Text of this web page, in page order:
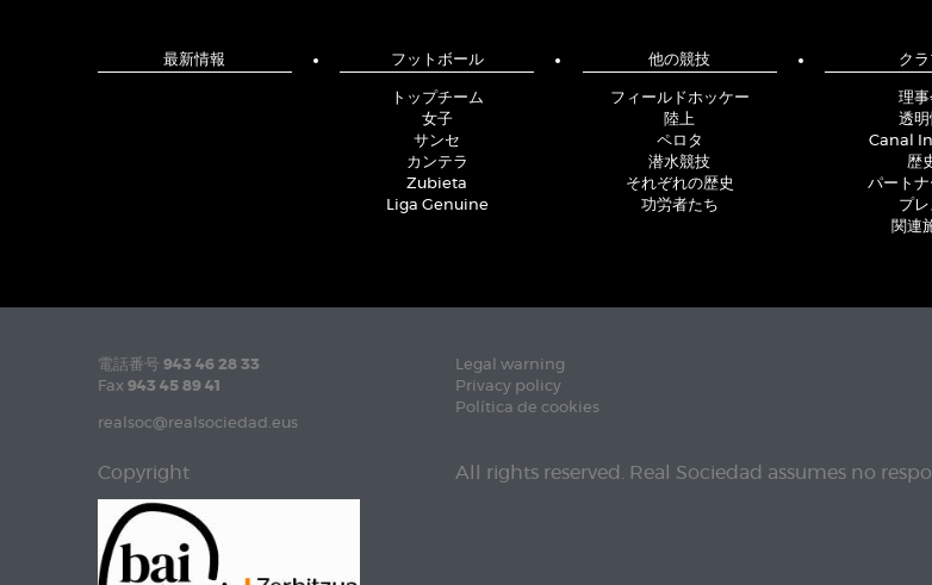
最新情報 フットボール
トップチーム
女子
サンセ
カンテラ
Zubieta
Liga Genuine
他の競技
フィールドホッケー
陸上
ペロタ
潜水競技
それぞれの歴史
功労者たち
クラ
理事
透明
Canal
歴
パート
プレ
関連
電話番号 943 46 28 33
Fax 943 45 89 41
realsoc@realsociedad.eus
Legal warning
Privacy policy
Política de cookies
Copyright All rights reserved. Real Sociedad assumes no